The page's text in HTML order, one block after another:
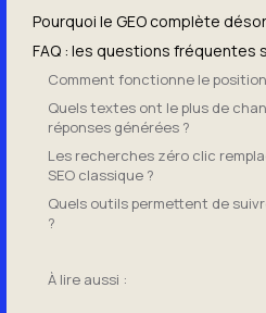
Pourquoi le GEO complète
FAQ : les questions fréquentes
Comment fonctionne le
Quels textes ont le plus de
réponses générées ?
Les recherches zéro clic
SEO classique ?
Quels outils permettent de
?
À lire aussi :